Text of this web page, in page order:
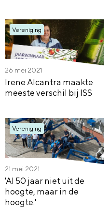
Vereniging
26 mei 2021
Irene Alcantra maakte
meeste verschil bij ISS
Vereniging
21 mei 2021
'Al 50 jaar niet uit de
hoogte, maar in de
hoogte.'